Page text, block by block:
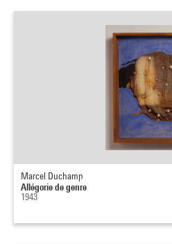
Marcel Duchamp
Allégorie de genre
1943